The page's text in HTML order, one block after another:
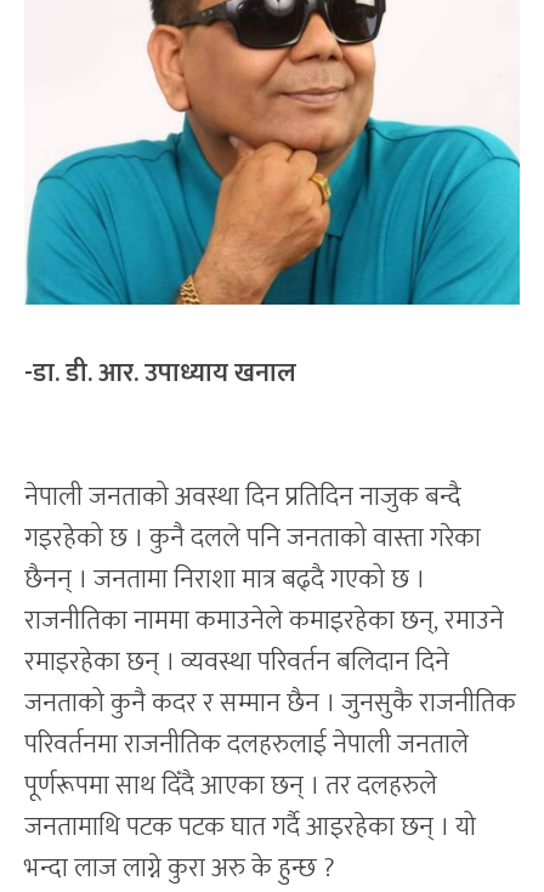
-डा. डी. आर. उपाध्याय खनाल
नेपाली जनताको अवस्था दिन प्रतिदिन नाजुक बन्दै
गइरहेको छ । कुनै दलले पनि जनताको वास्ता गरेका
छैनन् । जनतामा निराशा मात्र बढ्दै गएको छ ।
राजनीतिका नाममा कमाउनेले कमाइरहेका छन्, रमाउने
रमाइरहेका छन् । व्यवस्था परिवर्तन बलिदान दिने
जनताको कुनै कदर र सम्मान छैन । जुनसुकै राजनीतिक
परिवर्तनमा राजनीतिक दलहरुलाई नेपाली जनताले
पूर्णरूपमा साथ दिँदै आएका छन् । तर दलहरुले
जनतामाथि पटक पटक घात गर्दै आइरहेका छन् । यो
भन्दा लाज लाग्ने कुरा अरु के हुन्छ ?